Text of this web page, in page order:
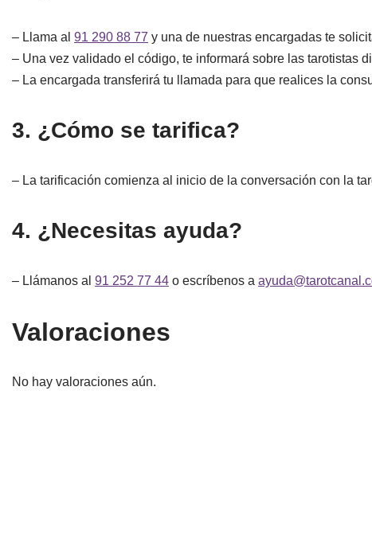
– Llama al 91 290 88 77 y una de nuestras encargadas te
– Una vez validado el código, te informará sobre las tarotistas
– La encargada transferirá tu llamada para que realices la
3. ¿Cómo se tarifica?
– La tarificación comienza al inicio de la conversación con la
4. ¿Necesitas ayuda?
– Llámanos al 91 252 77 44 o escríbenos a
Valoraciones
No hay valoraciones aún.